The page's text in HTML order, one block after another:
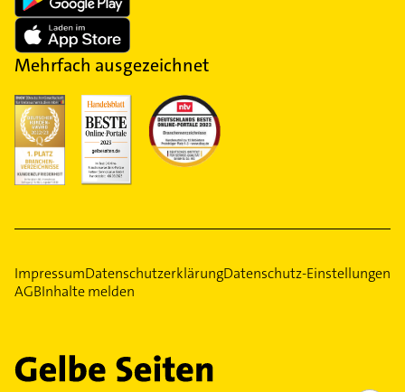
Mehrfach ausgezeichnet
ImpressumDatenschutzerklärungDatenschutz-Einstellungen
AGBInhalte melden